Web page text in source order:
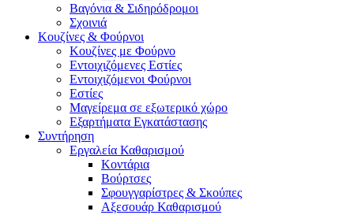
Βαγόνια & Σιδηρόδρομοι
Σχοινιά
Κουζίνες & Φούρνοι
Κουζίνες με Φούρνο
Εντοιχιζόμενες Εστίες
Εντοιχιζόμενοι Φούρνοι
Εστίες
Μαγείρεμα σε εξωτερικό χώρο
Εξαρτήματα Εγκατάστασης
Συντήρηση
Εργαλεία Καθαρισμού
Κοντάρια
Βούρτσες
Σφουγγαρίστρες & Σκούπες
Αξεσουάρ Καθαρισμού